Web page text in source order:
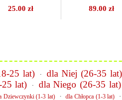
25.00 zł 89.00 zł
25 lat) ·
dla Niej (26-35 lat)
lat) · dla Niego (26-35 lat)
Dziewczynki (1-3 lat) · dla Chłopca (1-3 lat)